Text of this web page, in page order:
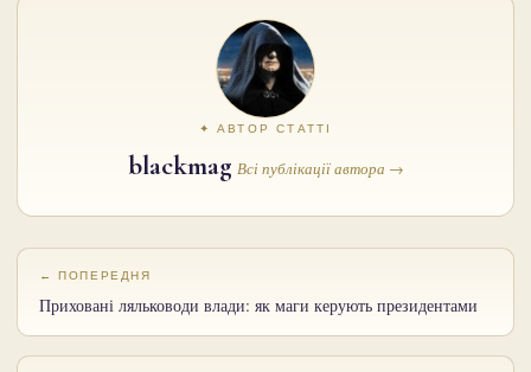
✦ АВТОР СТАТТІ
blackmag Всі публікації автора →
← ПОПЕРЕДНЯ
Приховані ляльководи влади: як маги керують президентами